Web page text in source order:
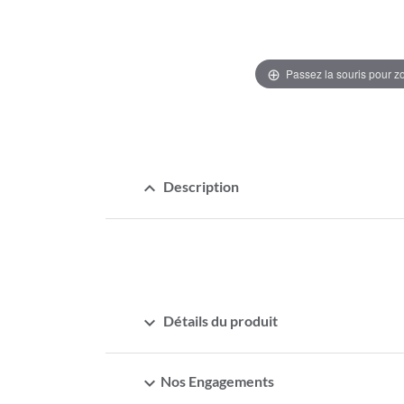
Passez la souris pour
expand_less Description
expand_more Détails du produit
expand_more Nos Engagements